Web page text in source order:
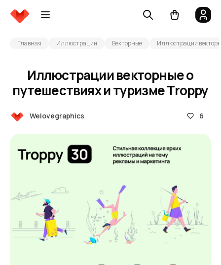
Главная Иллюстрации Векторные Иллюстрации
Иллюстрации векторные о
путешествиях и туризме Troppy
Welovegraphics 6